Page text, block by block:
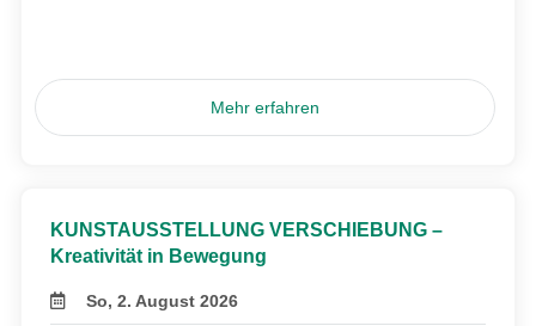
Mehr erfahren
KUNSTAUSSTELLUNG VERSCHIEBUNG –
Kreativität in Bewegung
So, 2. August 2026